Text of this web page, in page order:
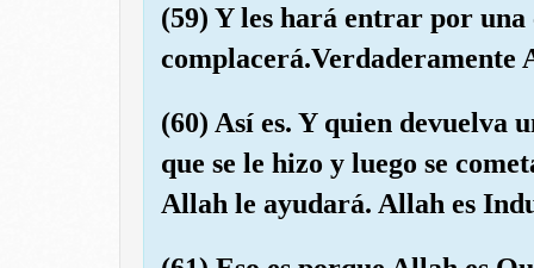
(59) Y les hará entrar por una
complacerá.Verdaderamente
(60) Así es. Y quien devuelva
que se le hizo y luego se
Allah le ayudará. Allah es